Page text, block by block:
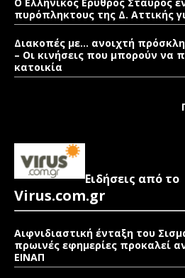
πυρόπληκτους της Δ. Αττικής
Διακοπές με… ανοιχτή
– Οι κινήσεις που μπορούν να
κατοικία
Ειδήσεις από το
Virus.com.gr
Αιφνιδιαστική ένταξη του
πρωινές εφημερίες προκαλεί
ΕΙΝΑΠ